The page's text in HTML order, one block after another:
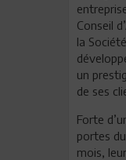
Conseil
la
un
de ses
Forte
portes
mois,